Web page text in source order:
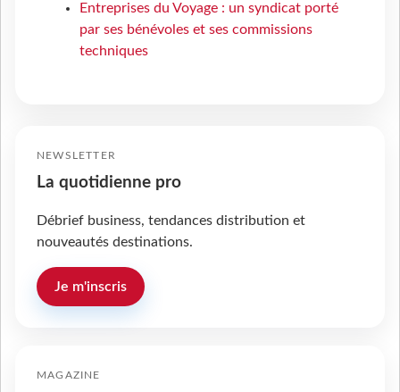
Entreprises du Voyage : un syndicat porté
par ses bénévoles et ses commissions
techniques
NEWSLETTER
La quotidienne pro
Débrief business, tendances distribution et
nouveautés destinations.
Je m'inscris
MAGAZINE